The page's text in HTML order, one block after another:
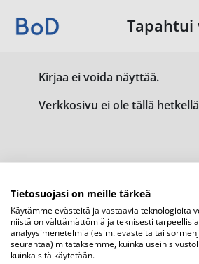
Tapahtui
Kirjaa ei voida näyttää.
Verkkosivu ei ole tällä
Tietosuojasi on meille tärkeä
Käytämme evästeitä ja vastaavia teknologioita
niistä on välttämättömiä ja teknisesti
analyysimenetelmiä (esim. evästeitä tai
seurantaa) mitataksemme, kuinka usein
kuinka sitä käytetään.